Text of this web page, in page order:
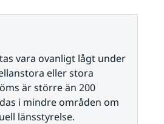
vara ovanligt lågt under
eller stora
är större än 200
i mindre områden om
länsstyrelse.